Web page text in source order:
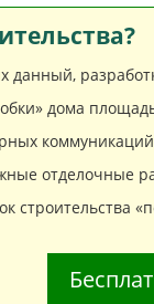
данный,
дома
отделочные
строительства